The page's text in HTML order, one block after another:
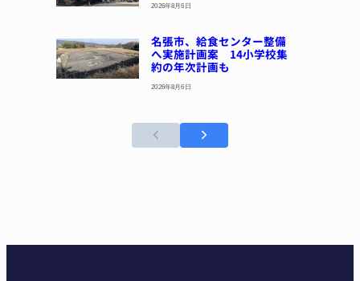
2026年8月6日
名張市、給食センター整備
へ実施計画案 14小学校集
約の年次計画も
2026年8月6日